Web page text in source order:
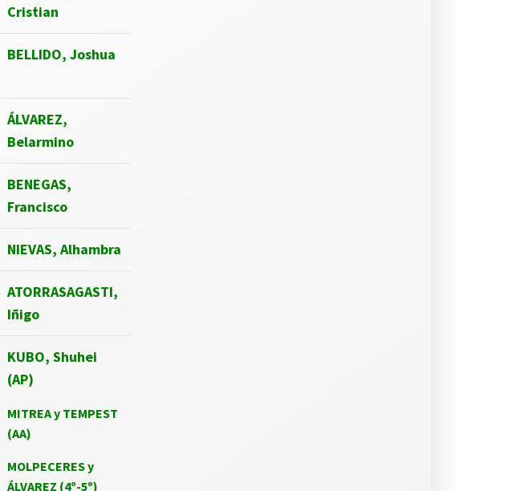
Cristian
BELLIDO, Joshua
ÁLVAREZ,
Belarmino
BENEGAS,
Francisco
NIEVAS, Alhambra
ATORRASAGASTI,
Iñigo
KUBO, Shuhei
(AP)
MITREA y TEMPEST
(AA)
MOLPECERES y
ÁLVAREZ (4º-5º)